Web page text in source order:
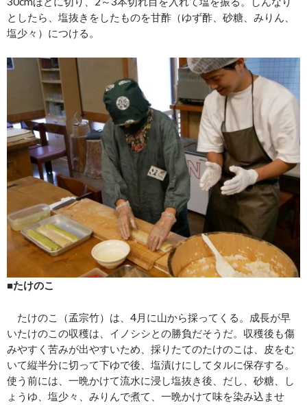
としたら、塩抜きをしたものを甘酢（ゆず酢、砂糖、みりん、
塩少々）につける。
■たけのこ
たけのこ（孟宗竹）は、4月に山から採ってくる。成長が早
いたけのこの収穫は、イノシシとの勝負だそうだ。収穫後も傷
みやすく苦みが出やすいため、採りたてのたけのこは、皮をむ
いて縦半分に切って下ゆで後、塩漬けにしてタルに保存する。
使う前には、一晩かけて流水に浸し塩抜き後、だし、砂糖、し
ょうゆ、塩少々、みりんで煮て、一晩かけて味を染み込ませ